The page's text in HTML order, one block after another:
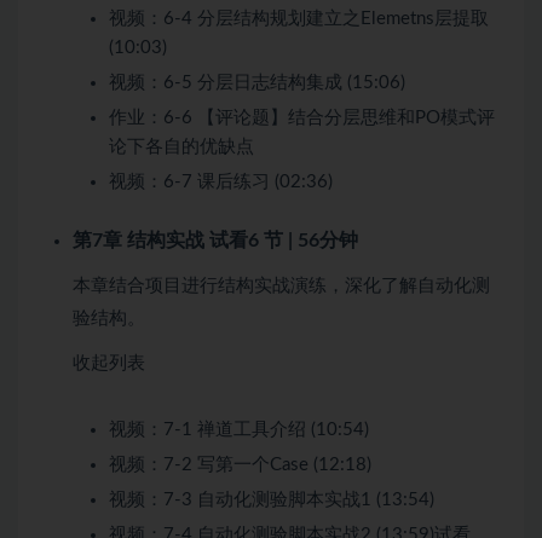
视频： 6-4 分层结构规划建立之Elemetns层提取
(10:03)
视频： 6-5 分层日志结构集成 (15:06)
作业： 6-6 【评论题】结合分层思维和PO模式评
论下各自的优缺点
视频： 6-7 课后练习 (02:36)
第7章 结构实战 试看6 节 | 56分钟
本章结合项目进行结构实战演练，深化了解自动化测
验结构。
收起列表
视频： 7-1 禅道工具介绍 (10:54)
视频： 7-2 写第一个Case (12:18)
视频： 7-3 自动化测验脚本实战1 (13:54)